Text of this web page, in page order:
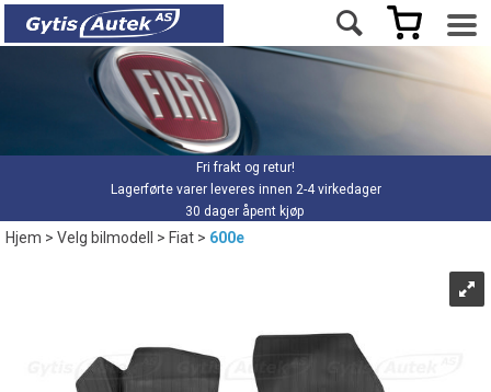
Fri frakt og retur!
Lagerførte varer leveres innen 2-4 virkedager
30 dager åpent kjøp
Hjem>Velg bilmodell >Fiat>600e